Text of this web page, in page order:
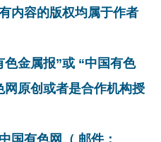
内容的版权均属于作者
色金属报”或 “中国有色
网原创或者是合作机构授
国有色网（ 邮件：